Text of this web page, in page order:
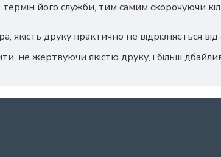
його служби, тим самим скорочуючи
якість друку практично не відрізняється
не жертвуючи якістю друку, і більш